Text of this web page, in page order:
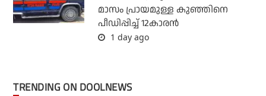
മാസം പ്രായമുള്ള കുഞ്ഞിനെ
പീഡിപ്പിച്ച് 12കാരന്‍
1 day ago
TRENDING ON DOOLNEWS